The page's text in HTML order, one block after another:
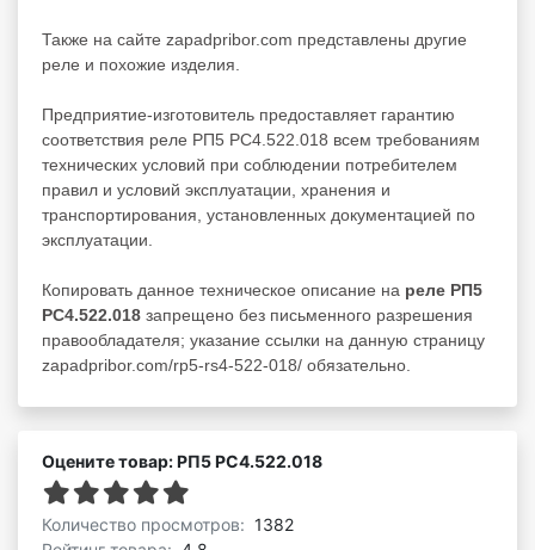
Также на сайте zapadpribor.com представлены другие
реле и похожие изделия.
Предприятие-изготовитель предоставляет гарантию
соответствия реле РП5 РС4.522.018 всем требованиям
технических условий при соблюдении потребителем
правил и условий эксплуатации, хранения и
транспортирования, установленных документацией по
эксплуатации.
Копировать данное техническое описание на реле РП5
РС4.522.018 запрещено без письменного разрешения
правообладателя; указание ссылки на данную страницу
zapadpribor.com/rp5-rs4-522-018/ обязательно.
Оцените товар: РП5 РС4.522.018
Количество просмотров: 1382